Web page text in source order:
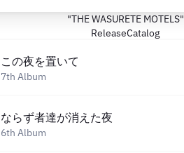
"THE WASURETE MOTELS"
ReleaseCatalog
この夜を置いて
7th Album
ならず者達が消えた夜
6th Album